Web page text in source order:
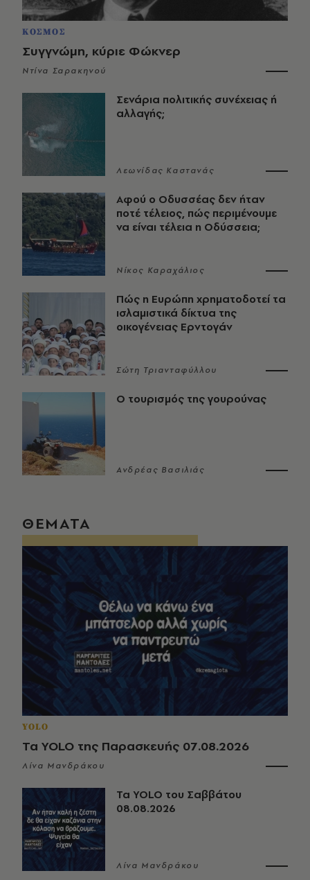
ΚΟΣΜΟΣ
Συγγνώμη, κύριε Φώκνερ
Ντίνα Σαρακηνού
Σενάρια πολιτικής συνέχειας ή
αλλαγής;
Λεωνίδας Καστανάς
Αφού ο Οδυσσέας δεν ήταν
ποτέ τέλειος, πώς περιμένουμε
να είναι τέλεια η Οδύσσεια;
Νίκος Καραχάλιος
Πώς η Ευρώπη χρηματοδοτεί τα
ισλαμιστικά δίκτυα της
οικογένειας Ερντογάν
Σώτη Τριανταφύλλου
Ο τουρισμός της γουρούνας
Ανδρέας Βασιλιάς
ΘΕΜΑΤΑ
YOLO
Τα YOLO της Παρασκευής 07.08.2026
Λίνα Μανδράκου
Τα YOLO του Σαββάτου
08.08.2026
Λίνα Μανδράκου